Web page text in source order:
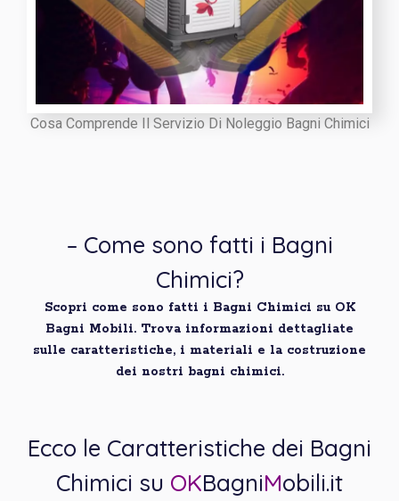
– Come sono fatti i Bagni
Chimici?
Scopri come sono fatti i Bagni Chimici su OK
Bagni Mobili. Trova informazioni dettagliate
sulle caratteristiche, i materiali e la costruzione
dei nostri bagni chimici.
Cosa Comprende Il Servizio Di Noleggio Bagni Chimici
Ecco le Caratteristiche dei Bagni
Chimici su OKBagniMobili.it